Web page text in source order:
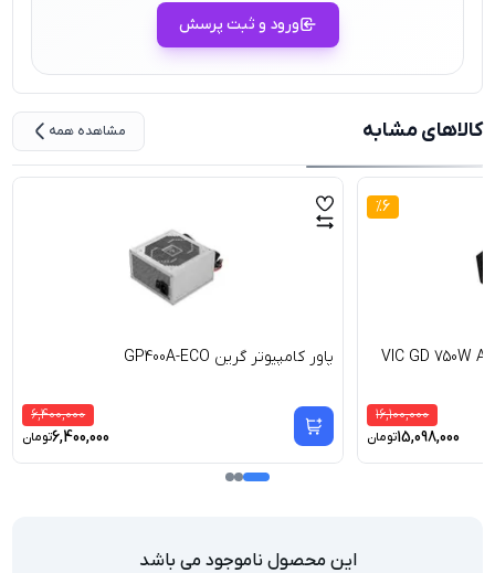
ورود و ثبت پرسش
کالاهای مشابه مشاهده همه
پاور کامپیوتر گرین GP400A-ECO
6,400,000
6,400,000تومان
6
%
16,100,000
15,098,000تومان
این محصول ناموجود می باشد